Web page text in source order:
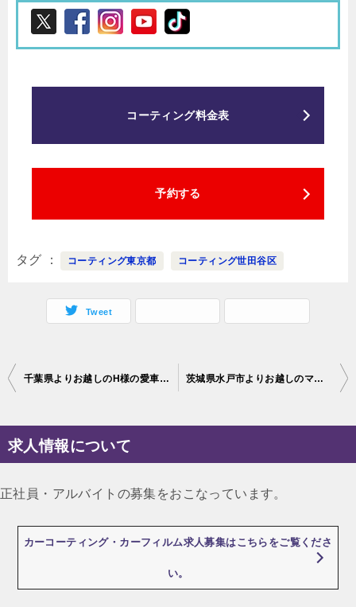
コーティング料金表
予約する
タグ コーティング東京都 コーティング世田谷区
Tweet
投
ナ
ビ
ー
シ
千葉県よりお越しのH様の愛車シボレーコルベットに幌コーティングの施工をさせて頂きました。 茨城県水戸市よりお越しのマツダ・CX-8に、セルフクリーニング効果のあるボディコーティングを施工しました！
求人情報について
正社員・アルバイトの募集をおこなっています。
カーコーティング・カーフィルム求人募集はこちらをご覧くださ
い。